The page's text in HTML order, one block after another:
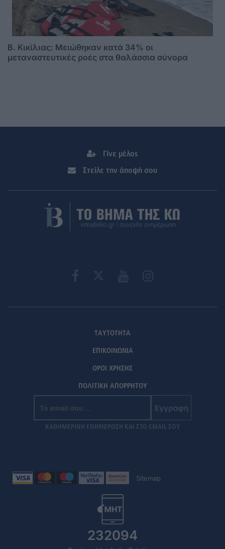
B. Κικίλιας: Μειώθηκαν κατά 34% οι
μεταναστευτικές ροές στα θαλάσσια σύνορα
Γίνε μέλος
Στείλε την άποψή σου
ΤΑΥΤΟΤΗΤΑ
ΕΠΙΚΟΙΝΩΝΙΑ
ΟΡΟΙ ΧΡΗΣΗΣ
ΠΟΛΙΤΙΚΗ ΑΠΟΡΡΗΤΟΥ
Εγγραφή
ΚΑΘΗΜΕΡΙΝΗ ΕΝΗΜΕΡΩΣΗ ΚΑΙ ΣΤΟ EMAIL ΣΟΥ
Sitemap
232094